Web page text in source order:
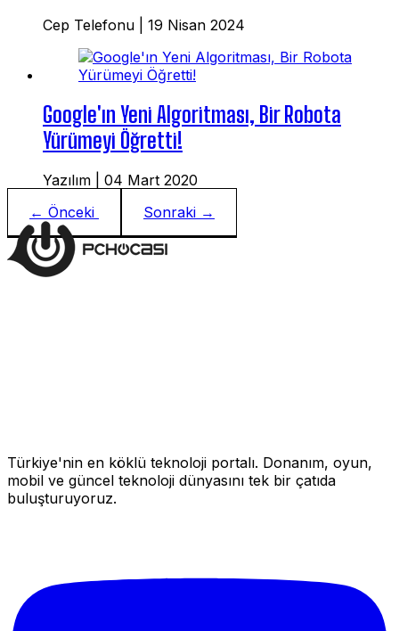
Cep Telefonu 19 Nisan 2024
Google'ın Yeni Algoritması, Bir Robota
Yürümeyi Öğretti!
Yazılım
04 Mart 2020
← Önceki
Sonraki →
Türkiye'nin en köklü teknoloji portalı. Donanım, oyun,
mobil ve güncel teknoloji dünyasını tek bir çatıda
buluşturuyoruz.